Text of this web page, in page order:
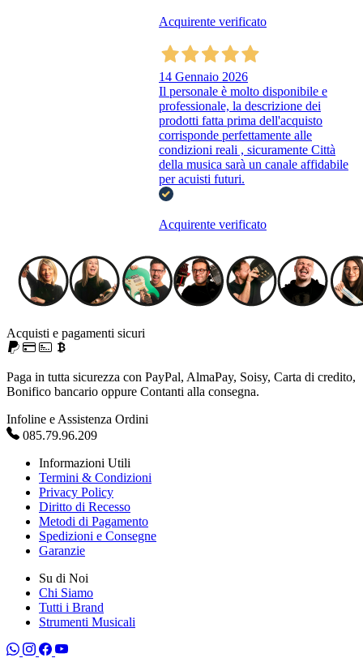
Acquirente verificato
14 Gennaio 2026
Il personale è molto disponibile e
professionale, la descrizione dei
prodotti fatta prima dell'acquisto
corrisponde perfettamente alle
condizioni reali , sicuramente Città
della musica sarà un canale affidabile
per acuisti futuri.
Acquirente verificato
Acquisti e pagamenti sicuri
Paga in tutta sicurezza con PayPal, AlmaPay, Soisy, Carta di credito,
Bonifico bancario oppure Contanti alla consegna.
Infoline e Assistenza Ordini
085.79.96.209
Informazioni Utili
Termini & Condizioni
Privacy Policy
Diritto di Recesso
Metodi di Pagamento
Spedizioni e Consegne
Garanzie
Su di Noi
Chi Siamo
Tutti i Brand
Strumenti Musicali